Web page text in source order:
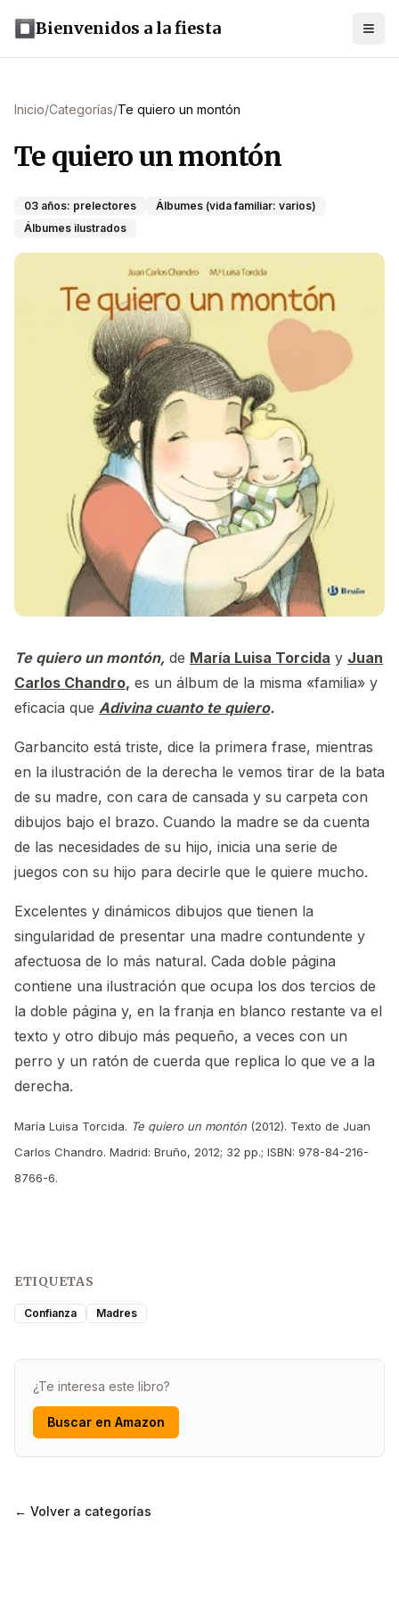
Bienvenidos a la fiesta
Inicio/Categorías/Te quiero un montón
Te quiero un montón
03 años: prelectores
Álbumes (vida familiar: varios)
Álbumes ilustrados
Te quiero un montón, de María Luisa Torcida y Juan
Carlos Chandro, es un álbum de la misma «familia» y
eficacia que Adivina cuanto te quiero.
Garbancito está triste, dice la primera frase, mientras
en la ilustración de la derecha le vemos tirar de la bata
de su madre, con cara de cansada y su carpeta con
dibujos bajo el brazo. Cuando la madre se da cuenta
de las necesidades de su hijo, inicia una serie de
juegos con su hijo para decirle que le quiere mucho.
Excelentes y dinámicos dibujos que tienen la
singularidad de presentar una madre contundente y
afectuosa de lo más natural. Cada doble página
contiene una ilustración que ocupa los dos tercios de
la doble página y, en la franja en blanco restante va el
texto y otro dibujo más pequeño, a veces con un
perro y un ratón de cuerda que replica lo que ve a la
derecha.
María Luisa Torcida. Te quiero un montón (2012). Texto de Juan
Carlos Chandro. Madrid: Bruño, 2012; 32 pp.; ISBN: 978-84-216-
8766-6.
ETIQUETAS
Confianza Madres
¿Te interesa este libro?
Buscar en Amazon
← Volver a categorías